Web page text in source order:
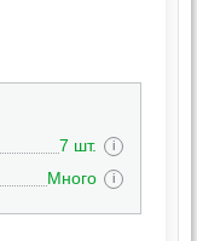
7 шт. i
Много i